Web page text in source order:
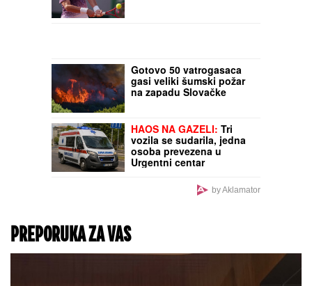
Gotovo 50 vatrogasaca
gasi veliki šumski požar
na zapadu Slovačke
HAOS NA GAZELI: Tri
vozila se sudarila, jedna
osoba prevezena u
Urgentni centar
by Aklamator
PREPORUKA ZA VAS